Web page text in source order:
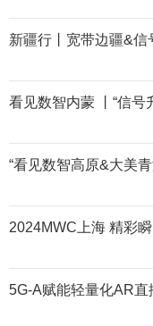
新疆行丨宽带边疆&信
看见数智内蒙 丨“信号
“看见数智高原&大美
2024MWC上海 精彩瞬
5G-A赋能轻量化AR直